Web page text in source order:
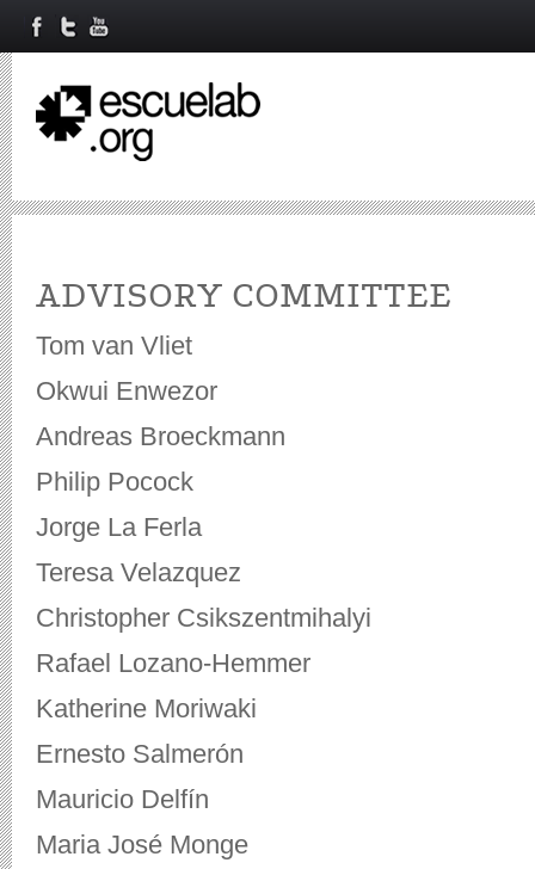
ADVISORY COMMITTEE
Tom van Vliet
Okwui Enwezor
Andreas Broeckmann
Philip Pocock
Jorge La Ferla
Teresa Velazquez
Christopher Csikszentmihalyi
Rafael Lozano-Hemmer
Katherine Moriwaki
Ernesto Salmerón
Mauricio Delfín
Maria José Monge